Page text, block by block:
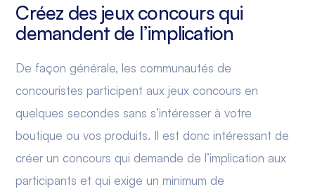
Créez des jeux concours qui
demandent de l’implication
De façon générale, les communautés de
concouristes participent aux jeux concours en
quelques secondes sans s’intéresser à votre
boutique ou vos produits. Il est donc intéressant de
créer un concours qui demande de l’implication aux
participants et qui exige un minimum de